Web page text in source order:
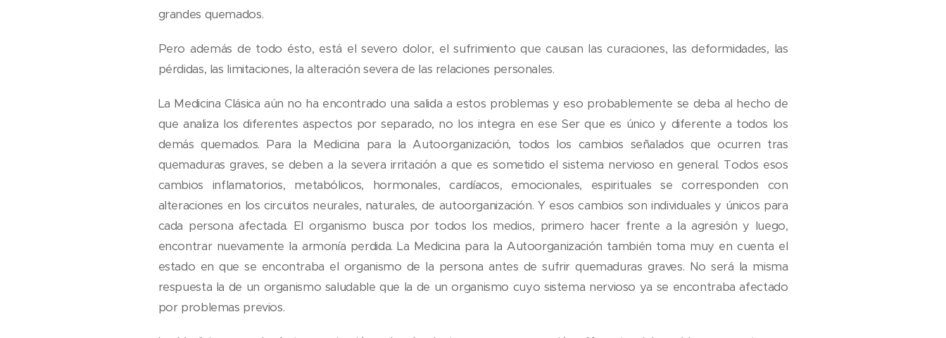
grandes quemados.
Pero además de todo ésto, está el severo dolor, el sufrimiento que causan las curaciones, las deformidades, las
pérdidas, las limitaciones, la alteración severa de las relaciones personales.
La Medicina Clásica aún no ha encontrado una salida a estos problemas y eso probablemente se deba al hecho de
que analiza los diferentes aspectos por separado, no los integra en ese Ser que es único y diferente a todos los
demás quemados. Para la Medicina para la Autoorganización, todos los cambios señalados que ocurren tras
quemaduras graves, se deben a la severa irritación a que es sometido el sistema nervioso en general. Todos esos
cambios inflamatorios, metabólicos, hormonales, cardíacos, emocionales, espirituales se corresponden con
alteraciones en los circuitos neurales, naturales, de autoorganización. Y esos cambios son individuales y únicos para
cada persona afectada. El organismo busca por todos los medios, primero hacer frente a la agresión y luego,
encontrar nuevamente la armonía perdida. La Medicina para la Autoorganización también toma muy en cuenta el
estado en que se encontraba el organismo de la persona antes de sufrir quemaduras graves. No será la misma
respuesta la de un organismo saludable que la de un organismo cuyo sistema nervioso ya se encontraba afectado
por problemas previos.